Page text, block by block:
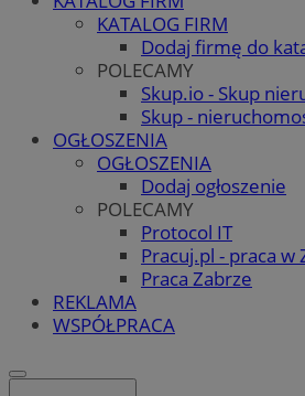
KATALOG FIRM
Dodaj firmę do
POLECAMY
Skup.io - Skup
Skup -
OGŁOSZENIA
OGŁOSZENIA
Dodaj ogłoszenie
POLECAMY
Protocol IT
Pracuj.pl - praca w
Praca Zabrze
REKLAMA
WSPÓŁPRACA